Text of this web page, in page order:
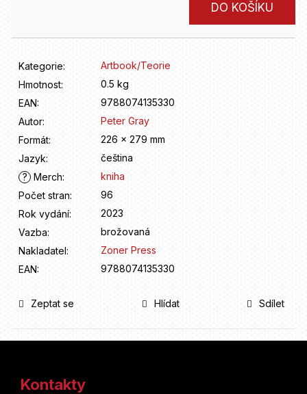
DO KOŠÍKU
Kategorie:
Artbook/Teorie
Hmotnost:
0.5 kg
EAN:
9788074135330
Autor:
Peter Gray
Formát:
226 x 279 mm
Jazyk:
čeština
? Merch:
kniha
Počet stran:
96
Rok vydání:
2023
Vazba:
brožovaná
Nakladatel:
Zoner Press
EAN: 9788074135330
Zeptat se Hlídat Sdílet
u
č
u
e
m
e
Kontakty